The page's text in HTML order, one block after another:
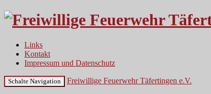
Links
Kontakt
Impressum und Datenschutz
Schalte Navigation Freiwillige Feuerwehr Täfertingen e.V.